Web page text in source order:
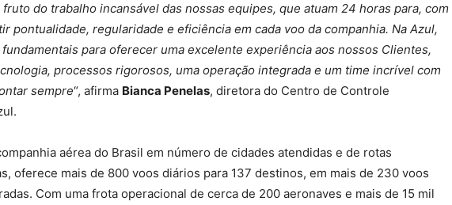
do trabalho incansável das nossas equipes, que atuam 24 horas para, com
pontualidade, regularidade e eficiência em cada voo da companhia. Na Azul,
para oferecer uma excelente experiência aos nossos Clientes,
processos rigorosos, uma operação integrada e um time incrível com
sempre“, afirma Bianca Penelas, diretora do Centro de Controle
aérea do Brasil em número de cidades atendidas e de rotas
oferece mais de 800 voos diários para 137 destinos, em mais de 230 voos
Com uma frota operacional de cerca de 200 aeronaves e mais de 15 mil